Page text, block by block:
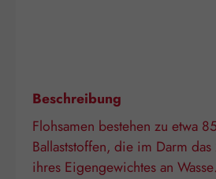
Beschreibung
Flohsamen bestehen zu etwa
Ballaststoffen, die im Darm
ihres Eigengewichtes an